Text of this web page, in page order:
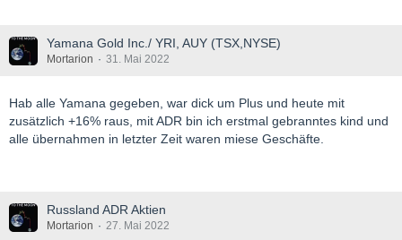
Yamana Gold Inc./ YRI, AUY (TSX,NYSE)
Mortarion 31. Mai 2022
Hab alle Yamana gegeben, war dick um Plus und heute mit
zusätzlich +16% raus, mit ADR bin ich erstmal gebranntes kind und
alle übernahmen in letzter Zeit waren miese Geschäfte.
Russland ADR Aktien
Mortarion 27. Mai 2022